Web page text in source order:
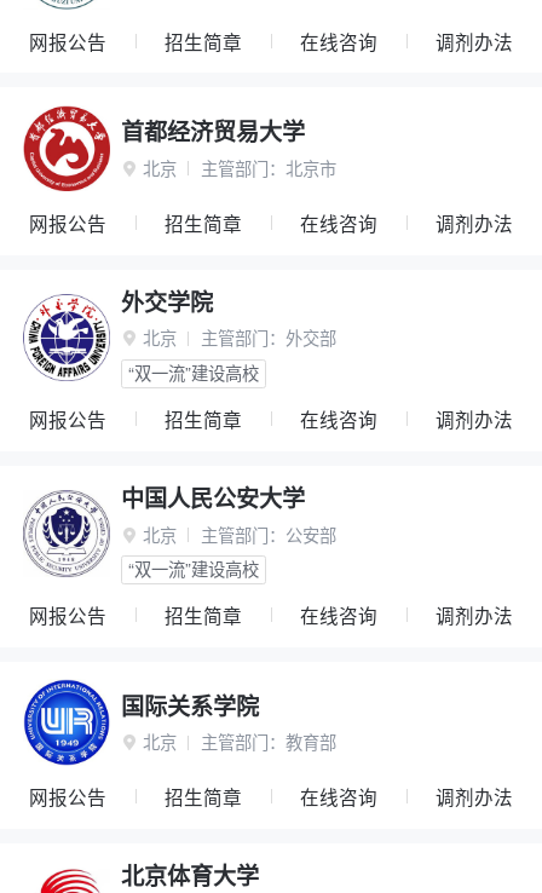
网报公告 招生简章 在线咨询 调剂办法
首都经济贸易大学
 北京 主管部门： 北京市
网报公告 招生简章 在线咨询 调剂办法
外交学院
 北京 主管部门： 外交部
“双一流”建设高校
网报公告 招生简章 在线咨询 调剂办法
中国人民公安大学
 北京 主管部门： 公安部
“双一流”建设高校
网报公告 招生简章 在线咨询 调剂办法
国际关系学院
 北京 主管部门： 教育部
网报公告 招生简章 在线咨询 调剂办法
北京体育大学